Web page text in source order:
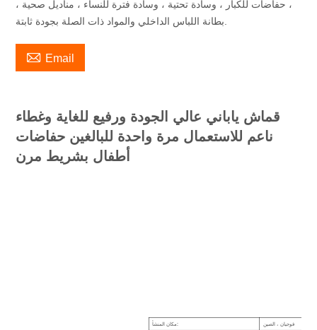
، حفاضات للكبار ، وسادة تحتية ، وسادة فترة للنساء ، مناديل صحية ،
 Email
قماش ياباني عالي الجودة ورفيع للغاية وغطاء
ناعم للاستعمال مرة واحدة للبالغين حفاضات
أطفال بشريط مرن
مكان المنشأ: فوجيان ، الصين